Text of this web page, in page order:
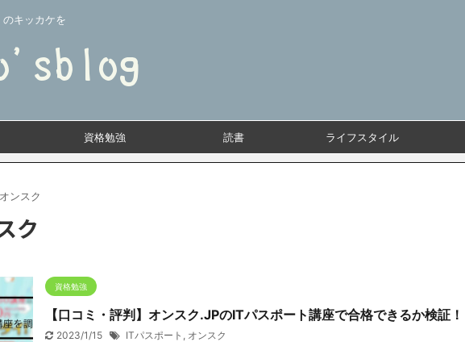
キッカケを
資格勉強 読書 ライフスタイル
オンスク
ク
資格勉強
【口コミ・評判】オンスク.JPのITパスポート講座で合格できるか検証！
2023/1/15 ITパスポート , オンスク